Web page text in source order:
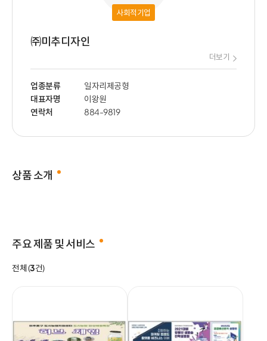
사회적기업
㈜미추디자인
더보기
업종분류
일자리제공형
대표자명
이왕원
연락처
884-9819
상품 소개
주요 제품 및 서비스
전체 (3건)